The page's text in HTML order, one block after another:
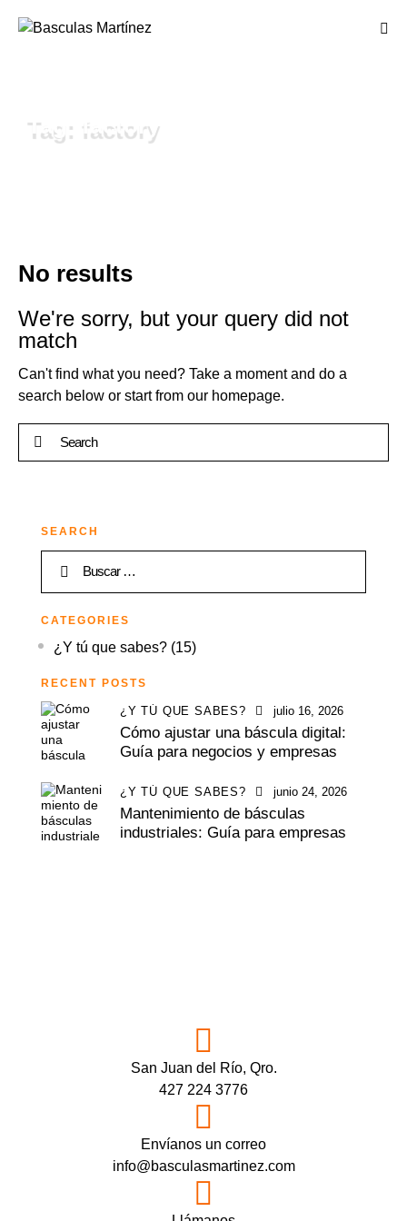
Tag: factory
No results
We're sorry, but your query did not
match
Can't find what you need? Take a moment and do a
search below or start from our homepage.
SEARCH
CATEGORIES
¿Y tú que sabes? (15)
RECENT POSTS
¿Y TÚ QUE SABES? julio 16, 2026
Cómo ajustar una báscula digital:
Guía para negocios y empresas
¿Y TÚ QUE SABES? junio 24, 2026
Mantenimiento de básculas
industriales: Guía para empresas
San Juan del Río, Qro.
427 224 3776
Envíanos un correo
info@basculasmartinez.com